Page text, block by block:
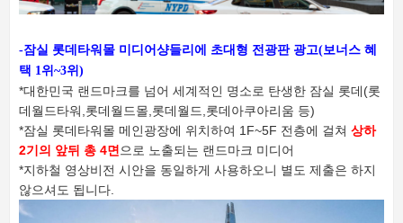
-잠실 롯데타워몰 미디어샹들리에 초대형 전광판 광고(보너스 혜
택 1위~3위)
*대한민국 랜드마크를 넘어 세계적인 명소로 탄생한 잠실 롯데(롯
데월드타워,롯데월드몰,롯데월드,롯데아쿠아리움 등)
*잠실 롯데타워몰 메인광장에 위치하여 1F~5F 전층에 걸쳐 상하
2기의 앞뒤 총 4면 으로 노출되는 랜드마크 미디어
*지하철 영상비전 시안을 동일하게 사용하오니 별도 제출은 하지
않으셔도 됩니다.